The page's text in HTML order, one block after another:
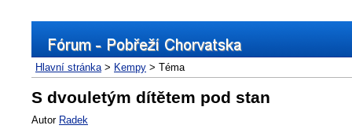
Hlavní stránka> Kempy > Téma
S dvouletým dítětem pod stan
Autor Radek